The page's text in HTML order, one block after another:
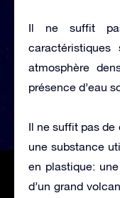
Il ne suffit
atmosphère
présence d’eau
Il ne suffit pas de
une substance
en plastique:
d’un grand